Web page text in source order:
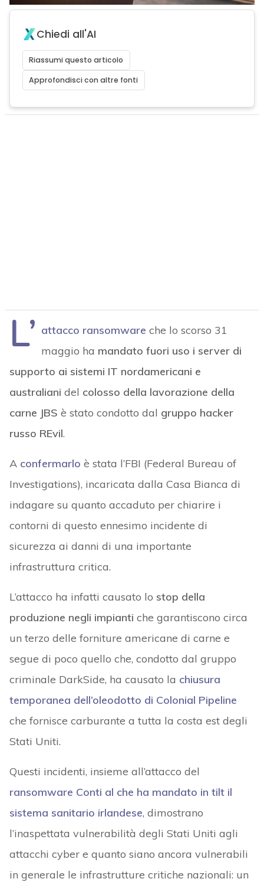
Chiedi all'AI
Riassumi questo articolo
Approfondisci con altre fonti
L’ attacco ransomware che lo scorso 31
maggio ha mandato fuori uso i server di
supporto ai sistemi IT nordamericani e
australiani del colosso della lavorazione della
carne JBS è stato condotto dal gruppo hacker
russo REvil.
A confermarlo è stata l’FBI (Federal Bureau of
Investigations), incaricata dalla Casa Bianca di
indagare su quanto accaduto per chiarire i
contorni di questo ennesimo incidente di
sicurezza ai danni di una importante
infrastruttura critica.
L’attacco ha infatti causato lo stop della
produzione negli impianti che garantiscono circa
un terzo delle forniture americane di carne e
segue di poco quello che, condotto dal gruppo
criminale DarkSide, ha causato la chiusura
temporanea dell’oleodotto di Colonial Pipeline
che fornisce carburante a tutta la costa est degli
Stati Uniti.
Questi incidenti, insieme all’attacco del
ransomware Conti al che ha mandato in tilt il
sistema sanitario irlandese, dimostrano
l’inaspettata vulnerabilità degli Stati Uniti agli
attacchi cyber e quanto siano ancora vulnerabili
in generale le infrastrutture critiche nazionali: un